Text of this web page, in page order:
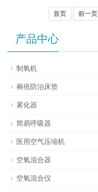
首页 前一页
产品中心
制氧机
褥疮防治床垫
雾化器
简易呼吸器
医用空气压缩机
空氧混合器
空氧混合仪